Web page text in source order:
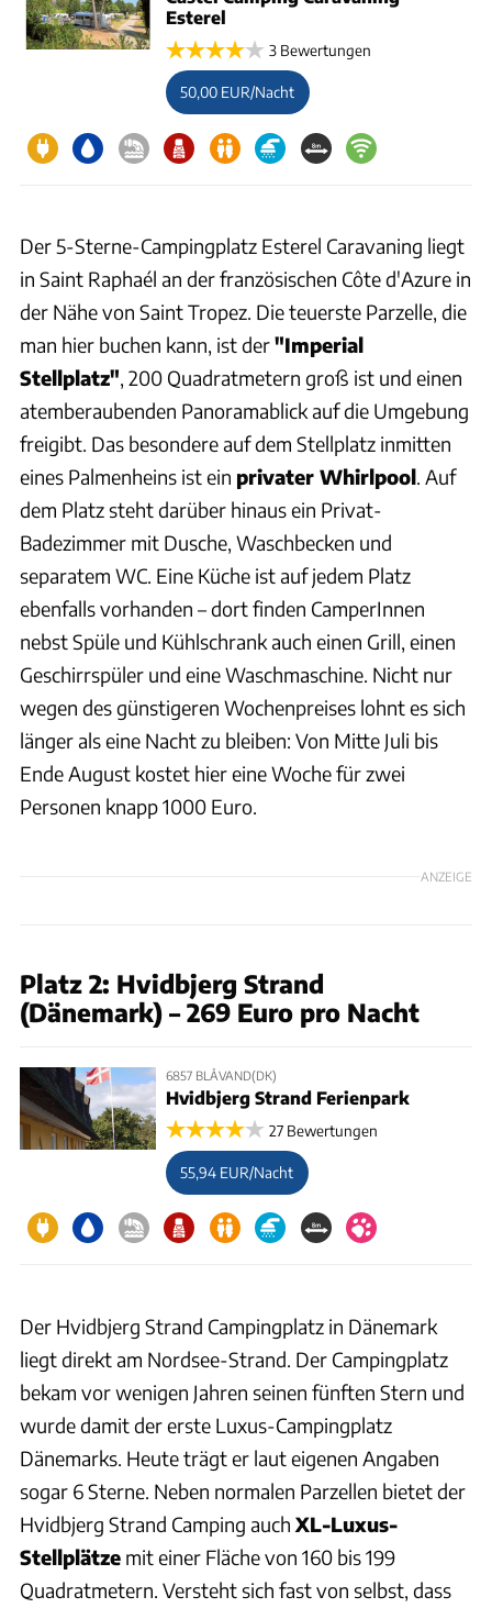
Esterel
3 Bewertungen
50,00 EUR/Nacht
Der 5-Sterne-Campingplatz Esterel Caravaning liegt
in Saint Raphaél an der französischen Côte d'Azure in
der Nähe von Saint Tropez. Die teuerste Parzelle, die
man hier buchen kann, ist der"Imperial
Stellplatz", 200 Quadratmetern groß ist und einen
atemberaubenden Panoramablick auf die Umgebung
freigibt. Das besondere auf dem Stellplatz inmitten
eines Palmenheins ist ein privater Whirlpool. Auf
dem Platz steht darüber hinaus ein Privat-
Badezimmer mit Dusche, Waschbecken und
separatem WC. Eine Küche ist auf jedem Platz
ebenfalls vorhanden – dort finden CamperInnen
nebst Spüle und Kühlschrank auch einen Grill, einen
Geschirrspüler und eine Waschmaschine. Nicht nur
wegen des günstigeren Wochenpreises lohnt es sich
länger als eine Nacht zu bleiben: Von Mitte Juli bis
Ende August kostet hier eine Woche für zwei
Personen knapp 1000 Euro.
ANZEIGE
Platz 2: Hvidbjerg Strand
(Dänemark) – 269 Euro pro Nacht
6857 BLÅVAND(DK)
Hvidbjerg Strand Ferienpark
27 Bewertungen
55,94 EUR/Nacht
Der Hvidbjerg Strand Campingplatz in Dänemark
liegt direkt am Nordsee-Strand. Der Campingplatz
bekam vor wenigen Jahren seinen fünften Stern und
wurde damit der erste Luxus-Campingplatz
Dänemarks. Heute trägt er laut eigenen Angaben
sogar 6 Sterne. Neben normalen Parzellen bietet der
Hvidbjerg Strand Camping auch XL-Luxus-
Stellplätze mit einer Fläche von 160 bis 199
Quadratmetern. Versteht sich fast von selbst, dass